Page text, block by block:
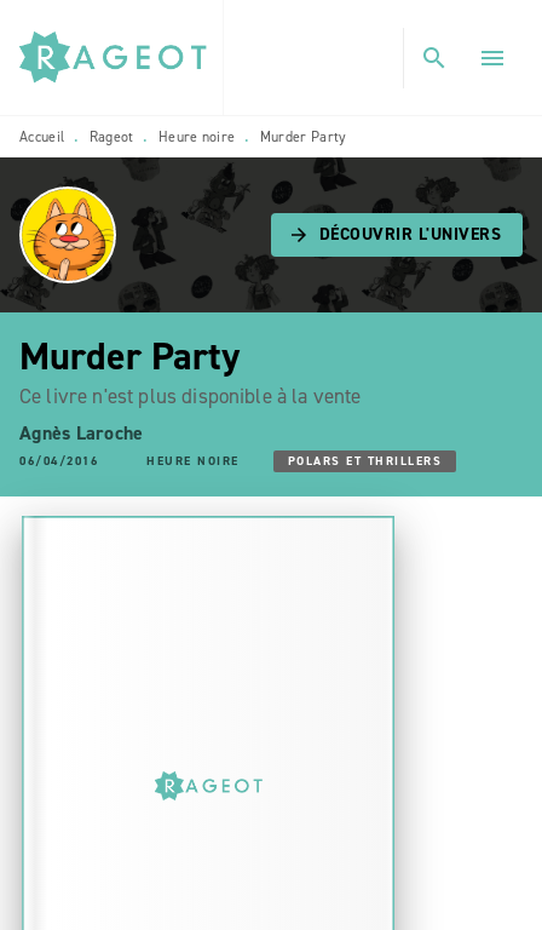
MENU RECHERCHE
PIED DE PAGE
search menu
Accueil • Rageot • Heure noire • Murder Party
arrow_forward DÉCOUVRIR L'UNIVERS
Murder Party
Ce livre n'est plus disponible à la vente
Agnès Laroche
06/04/2016 HEURE NOIRE POLARS ET THRILLERS